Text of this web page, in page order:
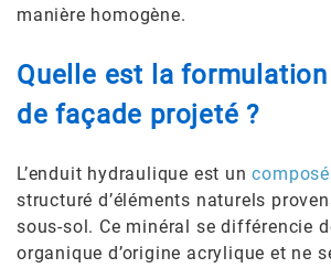
manière homogène.
Quelle est la formulation
de façade projeté ?
L’enduit hydraulique est un
structuré d’éléments naturels
sous-sol. Ce minéral se différencie
organique d’origine acrylique et ne